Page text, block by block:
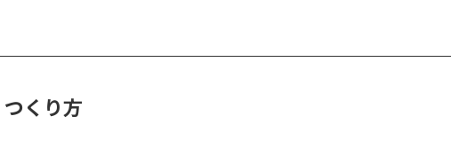
つくり方